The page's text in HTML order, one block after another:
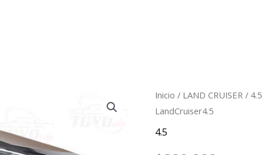
Inicio / LAND CRUISER / 4.5
LandCruiser4.5
4.5
Espejo
Cromado
Eléctrico